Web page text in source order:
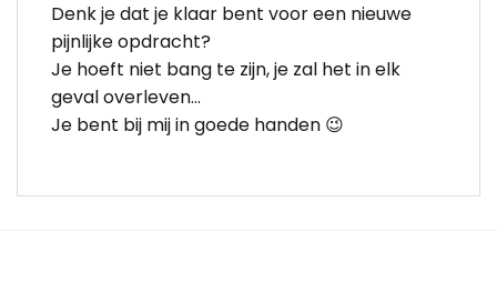
Denk je dat je klaar bent voor een nieuwe
pijnlijke opdracht?
Je hoeft niet bang te zijn, je zal het in elk
geval overleven…
Je bent bij mij in goede handen 😉